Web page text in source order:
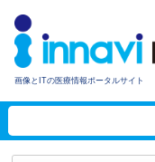
画像とITの医療情報ポータルサイト